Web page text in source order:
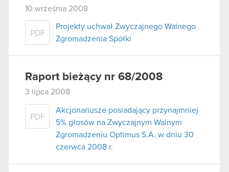
10 września 2008
PDF
Projekty uchwał Zwyczajnego Walnego
Zgromadzenia Spółki
Raport bieżący nr 68/2008
3 lipca 2008
PDF
Akcjonariusze posiadający przynajmniej
5% głosów na Zwyczajnym Walnym
Zgromadzeniu Optimus S.A. w dniu 30
czerwca 2008 r.